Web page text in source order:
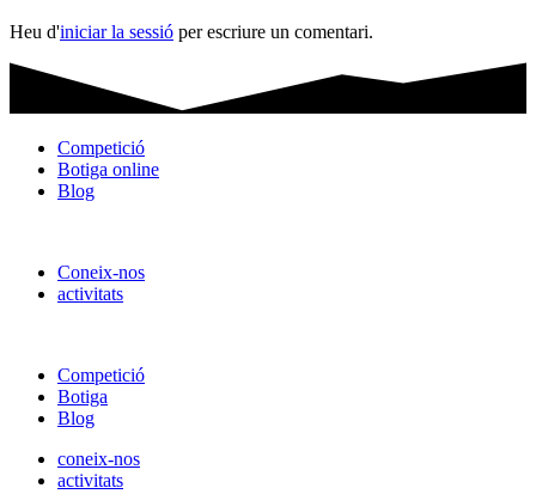
Heu d'iniciar la sessió per escriure un comentari.
Competició
Botiga online
Blog
Coneix-nos
activitats
Competició
Botiga
Blog
coneix-nos
activitats